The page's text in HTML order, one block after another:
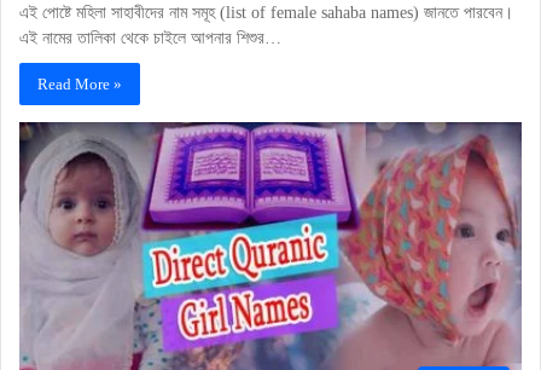
এই পোষ্টে মহিলা সাহাবীদের নাম সমূহ (list of female sahaba names) জানতে পারবেন।
এই নামের তালিকা থেকে চাইলে আপনার শিশুর…
Read More »